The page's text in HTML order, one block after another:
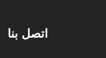
اتصل بنا